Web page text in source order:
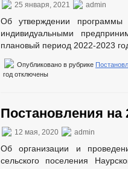
25 января, 2021 admin
Об утверждении
индивидуальными
плановый период 2022-2023
Опубликовано в рубрике
год отключены
Постановления на
12 мая, 2020 admin
Об организации и
сельского поселения